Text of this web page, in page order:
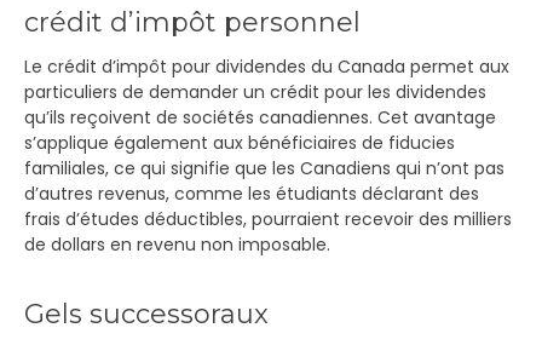
crédit d’impôt personnel
Le crédit d’impôt pour dividendes du Canada permet aux
particuliers de demander un crédit pour les dividendes
qu’ils reçoivent de sociétés canadiennes. Cet avantage
s’applique également aux bénéficiaires de fiducies
familiales, ce qui signifie que les Canadiens qui n’ont pas
d’autres revenus, comme les étudiants déclarant des
frais d’études déductibles, pourraient recevoir des milliers
de dollars en revenu non imposable.
Gels successoraux